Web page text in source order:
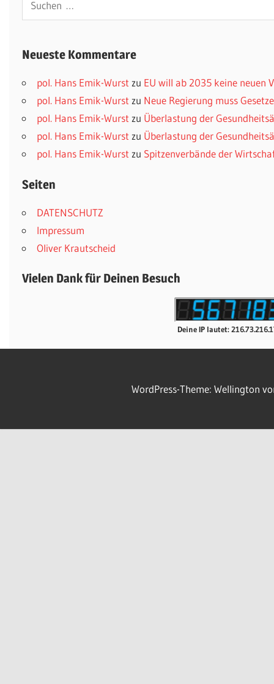
nach:
Neueste Kommentare
pol. Hans Emik-Wurst zu EU will ab 2035 keine neuen
pol. Hans Emik-Wurst zu Neue Regierung muss
pol. Hans Emik-Wurst zu Überlastung der
pol. Hans Emik-Wurst zu Überlastung der
pol. Hans Emik-Wurst zu Spitzenverbände der
Seiten
DATENSCHUTZ
Impressum
Oliver Krautscheid
Vielen Dank für Deinen Besuch
Deine IP lautet:
WordPress-Theme: Wellington